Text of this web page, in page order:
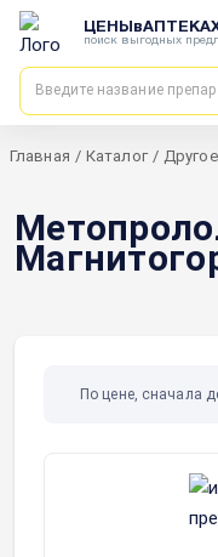
поиск выгодных
Главная / Каталог / Другое
По цене, сначала